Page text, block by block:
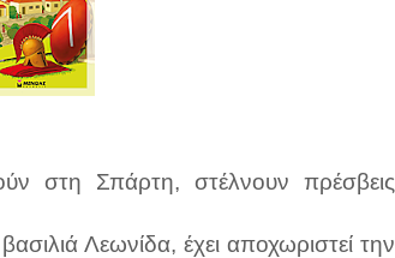
στη Σπάρτη, στέλνουν πρέσβεις
Λεωνίδα, έχει αποχωριστεί την